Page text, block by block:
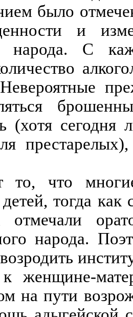
было
и
народа. С
(хотя
то, что
тогда
народа.
женщине-
на пути